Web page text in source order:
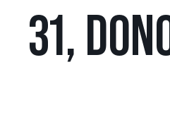
31,